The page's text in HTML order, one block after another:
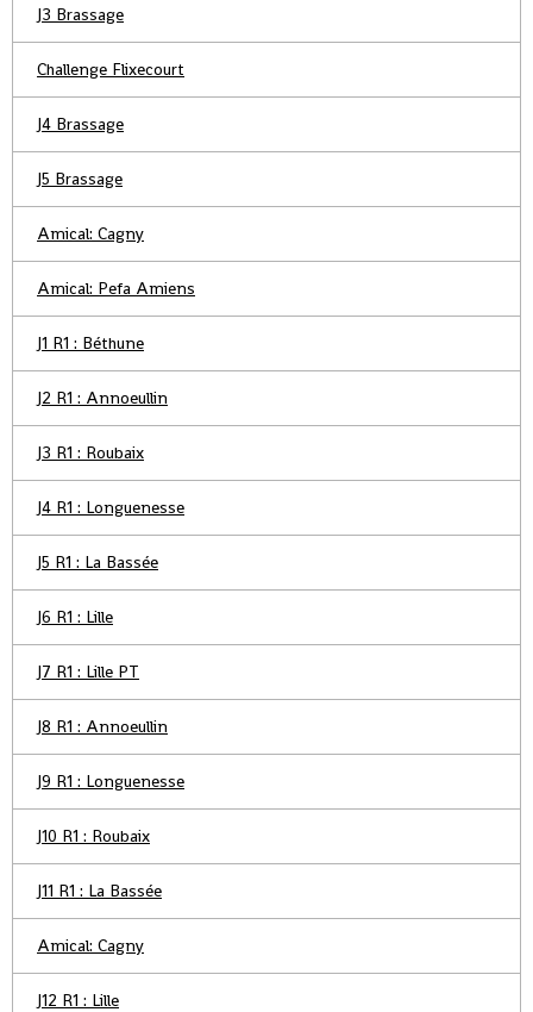
J3 Brassage
Challenge Flixecourt
J4 Brassage
J5 Brassage
Amical: Cagny
Amical: Pefa Amiens
J1 R1 : Béthune
J2 R1 : Annoeullin
J3 R1 : Roubaix
J4 R1 : Longuenesse
J5 R1 : La Bassée
J6 R1 : Lille
J7 R1 : Lille PT
J8 R1 : Annoeullin
J9 R1 : Longuenesse
J10 R1 : Roubaix
J11 R1 : La Bassée
Amical: Cagny
J12 R1 : Lille